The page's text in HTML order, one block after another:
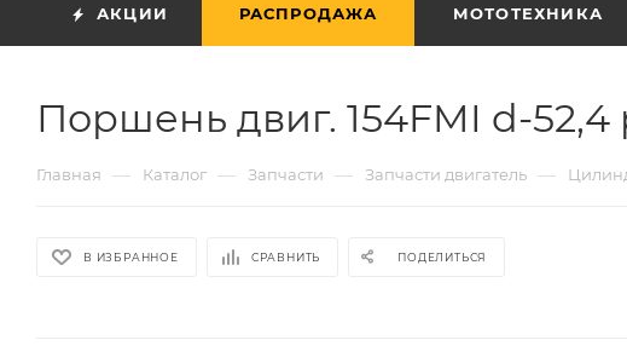
АКЦИИ РАСПРОДАЖА МОТОТЕХНИКА
Поршень двиг. 154FMI d-52,4
Главная — Каталог — Запчасти — Запчасти двигатель —
В ИЗБРАННОЕ СРАВНИТЬ ПОДЕЛИТЬСЯ